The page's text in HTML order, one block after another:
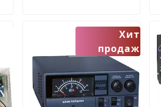
Хит
продаж